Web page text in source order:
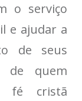
o serviço
e ajudar a
de seus
de quem
fé cristã